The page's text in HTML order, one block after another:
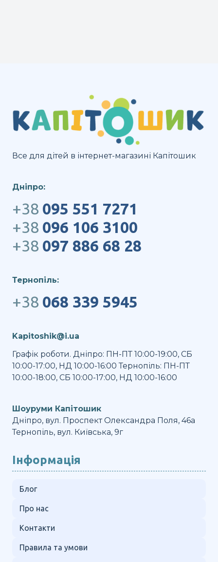
Все для дітей в інтернет-магазині Капітошик
Дніпро:
+38 095 551 7271
+38 096 106 3100
+38 097 886 68 28
Тернопіль:
+38 068 339 5945
Kapitoshik@i.ua
Графік роботи. Дніпро: ПН-ПТ 10:00-19:00, СБ
10:00-17:00, НД 10:00-16:00 Тернопіль: ПН-ПТ
10:00-18:00, СБ 10:00-17:00, НД 10:00-16:00
Шоуруми Капітошик
Дніпро, вул. Проспект Олександра Поля, 46а
Тернопіль, вул. Київська, 9г
Інформація
Блог
Про нас
Контакти
Правила та умови